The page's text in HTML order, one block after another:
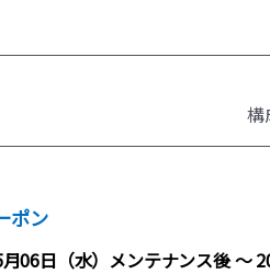
構
ポン
06日（水）メンテナンス後 ～